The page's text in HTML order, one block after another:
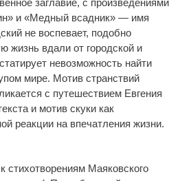
заглавие, с произведениями
и «Медный всадник» — имя
не воспевает, подобно
жизнь вдали от городской и
невозможность найти
мире. Мотив странствий
с путешествием Евгения
и мотив скуки как
реакции на впечатления жизни.
стихотворениям Маяковского